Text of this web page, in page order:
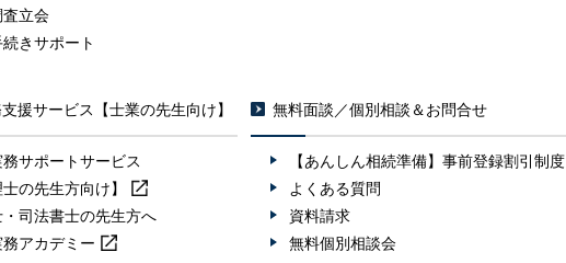
立会
きサポート
援サービス【士業の先生向け】
サポートサービス
の先生方向け】
・司法書士の先生方へ
アカデミー
無料面談／個別相談＆お問合せ
【あんしん相続準備】事前登録割引制度
よくある質問
資料請求
無料個別相談会